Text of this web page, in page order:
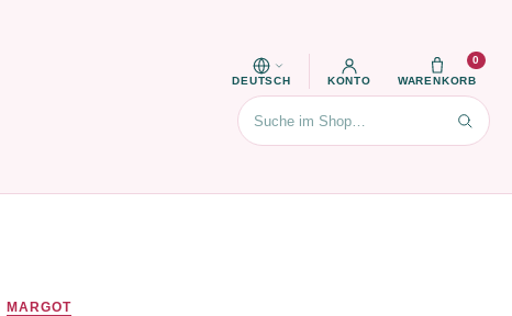
DEUTSCH KONTO WARENKORB
0
Suchen
MARGOT